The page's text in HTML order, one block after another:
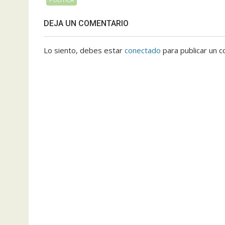
DEJA UN COMENTARIO
Lo siento, debes estar conectado para publicar un